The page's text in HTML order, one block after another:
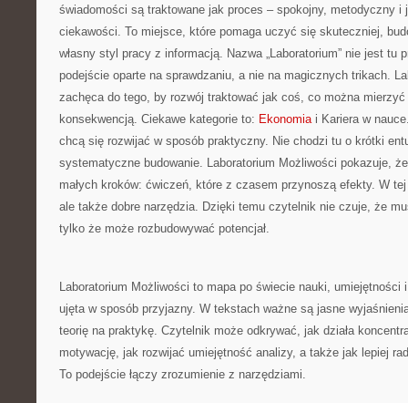
świadomości są traktowane jak proces – spokojny, metodyczny i
ciekawości. To miejsce, które pomaga uczyć się skuteczniej,
własny styl pracy z informacją. Nazwa „Laboratorium” nie jest tu
podejście oparte na sprawdzaniu, a nie na magicznych trikach.
zachęca do tego, by rozwój traktować jak coś, co można
konsekwencją. Ciekawe kategorie to: Ekonomiai Kariera w
chcą się rozwijać w sposób praktyczny. Nie chodzi tu o krótki
systematyczne budowanie. Laboratorium Możliwości pokazuje,
małych kroków: ćwiczeń, które z czasem przynoszą efekty. W
ale także dobre narzędzia. Dzięki temu czytelnik nie czuje, że
tylko że może rozbudowywać potencjał.
Laboratorium Możliwości to mapa po świecie nauki, umiejętności
ujęta w sposób przyjazny. W tekstach ważne są jasne
teorię na praktykę. Czytelnik może odkrywać, jak działa
motywację, jak rozwijać umiejętność analizy, a także jak lepiej
To podejście łączy zrozumienie z narzędziami.